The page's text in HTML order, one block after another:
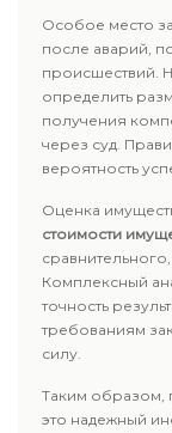
Особое место
после аварий,
происшествий.
определить
получения
через суд.
вероятность
Оценка
стоимости
Комплексный
точность
требованиям
силу.
Таким образом,
это надежный